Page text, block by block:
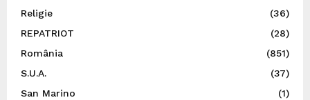
Religie
(36)
REPATRIOT
(28)
România
(851)
S.U.A.
(37)
San Marino
(1)